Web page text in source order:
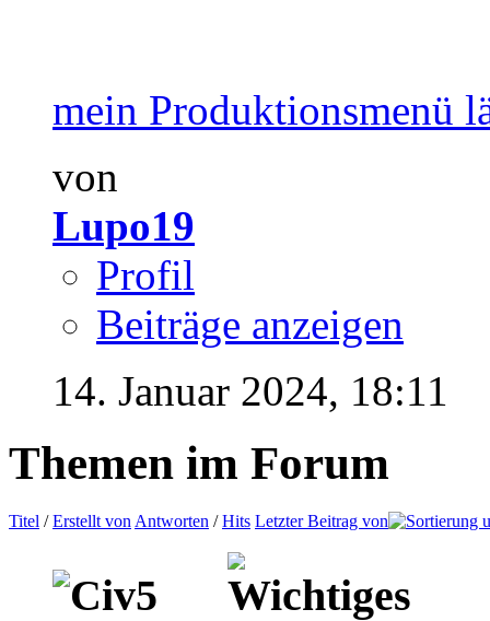
mein Produktionsmenü
von
Lupo19
Profil
Beiträge anzeigen
14. Januar 2024, 18:11
Themen im Forum
Titel /Erstellt von Antworten /Hits Letzter Beitrag von